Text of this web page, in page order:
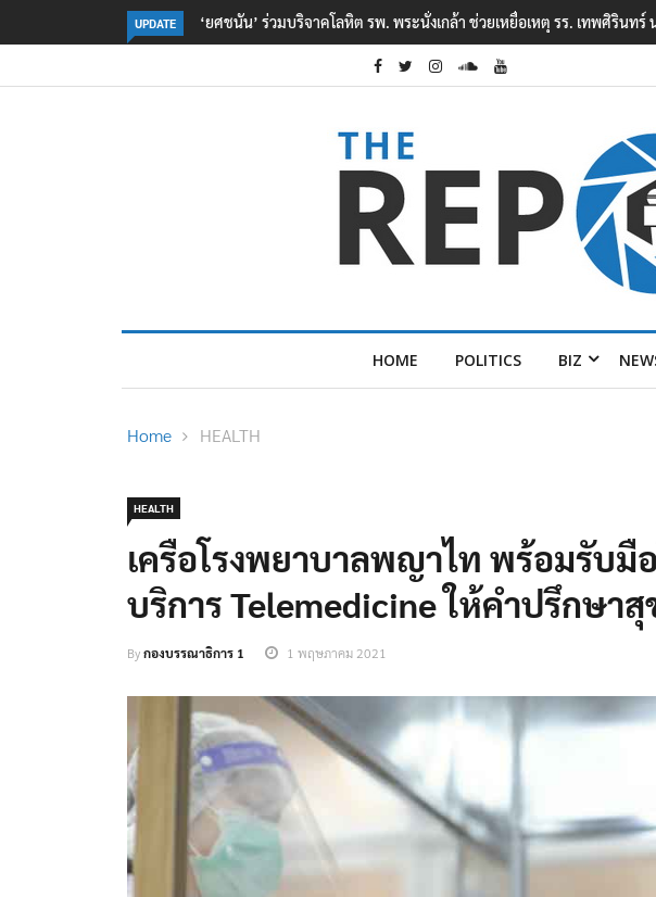
UPDATE
ยื่อเหตุ รร. เทพศิรินทร์ นนทบุรี ตร. อยู่ระหว่างสอบสวนแรงจูงใจ เหตุยิงในโรงเรียนเทพศิรินทร์ นนทบุรี พบ
เหตุเครียดเรื่องเรียน
HOME POLITICS BIZ
Home HEALTH
HEALTH
เครือโรงพยาบาลพญาไท พร้อมรับมื
บริการ Telemedicine ให้คำปรึกษา
Byกองบรรณาธิการ 1 1 พฤษภาคม 2021